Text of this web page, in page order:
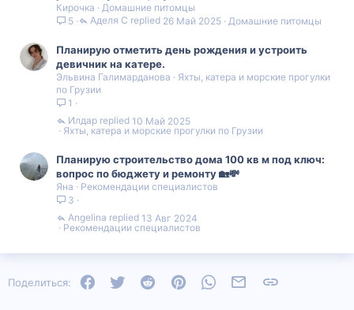
Кирочка
Домашние питомцы
5
Домашние питомцы
26 Май 2025
Аделя С
Планирую отметить день рождения и устроить
девичник на катере.
Эльвина Галимарданова
Яхты, катера и морские прогулки
по Грузии
1
Яхты, катера и морские прогулки по Грузии
10 Май 2025
Илдар
Планирую строительство дома 100 кв м под ключ:
вопрос по бюджету и ремонту 🏡💸
Яна
Рекомендации специалистов
3
Рекомендации специалистов
13 Авг 2024
Angelina
Поделиться: FacebookTwitter Reddit PinterestWhatsAppЭлектронная почта